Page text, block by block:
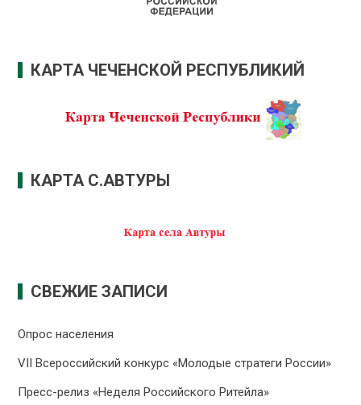
КАРТА ЧЕЧЕНСКОЙ РЕСПУБЛИКИЙ
КАРТА С.АВТУРЫ
СВЕЖИЕ ЗАПИСИ
Опрос населения
VII Всероссийский конкурс «Молодые стратеги России»
Пресс-релиз «Неделя Российского Ритейла»